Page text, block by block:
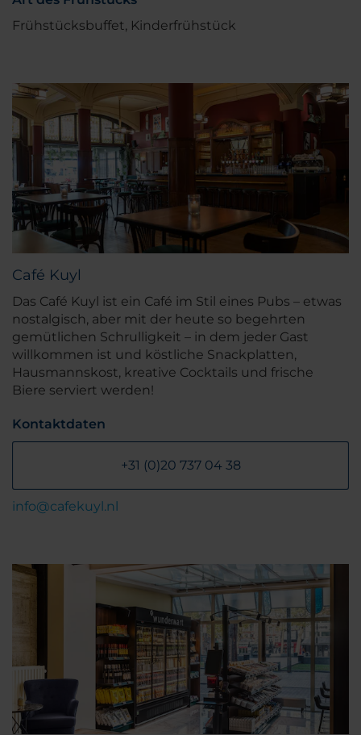
Frühstücksbuffet, Kinderfrühstück
Café Kuyl
Das Café Kuyl ist ein Café im Stil eines Pubs – etwas
nostalgisch, aber mit der heute so begehrten
gemütlichen Schrulligkeit – in dem jeder Gast
willkommen ist und köstliche Snackplatten,
Hausmannskost, kreative Cocktails und frische
Biere serviert werden!
Kontaktdaten
+31 (0)20 737 04 38
info@cafekuyl.nl